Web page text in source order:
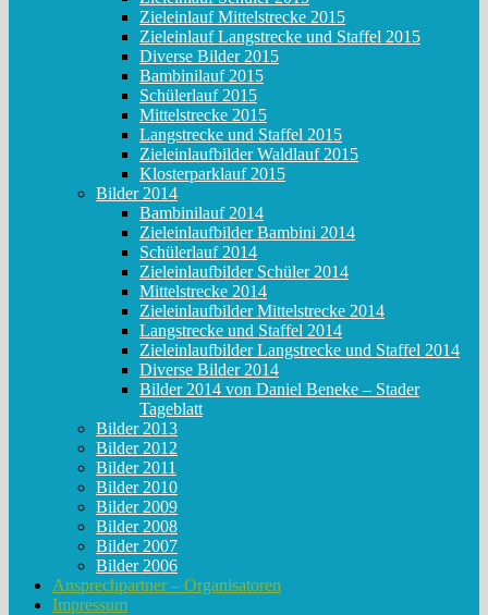
Zieleinlauf Mittelstrecke 2015
Zieleinlauf Langstrecke und Staffel 2015
Diverse Bilder 2015
Bambinilauf 2015
Schülerlauf 2015
Mittelstrecke 2015
Langstrecke und Staffel 2015
Zieleinlaufbilder Waldlauf 2015
Klosterparklauf 2015
Bilder 2014
Bambinilauf 2014
Zieleinlaufbilder Bambini 2014
Schülerlauf 2014
Zieleinlaufbilder Schüler 2014
Mittelstrecke 2014
Zieleinlaufbilder Mittelstrecke 2014
Langstrecke und Staffel 2014
Zieleinlaufbilder Langstrecke und Staffel 2014
Diverse Bilder 2014
Bilder 2014 von Daniel Beneke – Stader
Tageblatt
Bilder 2013
Bilder 2012
Bilder 2011
Bilder 2010
Bilder 2009
Bilder 2008
Bilder 2007
Bilder 2006
Ansprechpartner – Organisatoren
Impressum